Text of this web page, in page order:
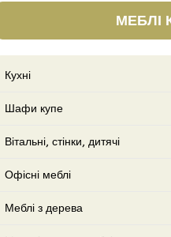
МЕБЛІ
Кухні
Шафи купе
Вітальні, стінки, дитячі
Офісні меблі
Меблі з дерева